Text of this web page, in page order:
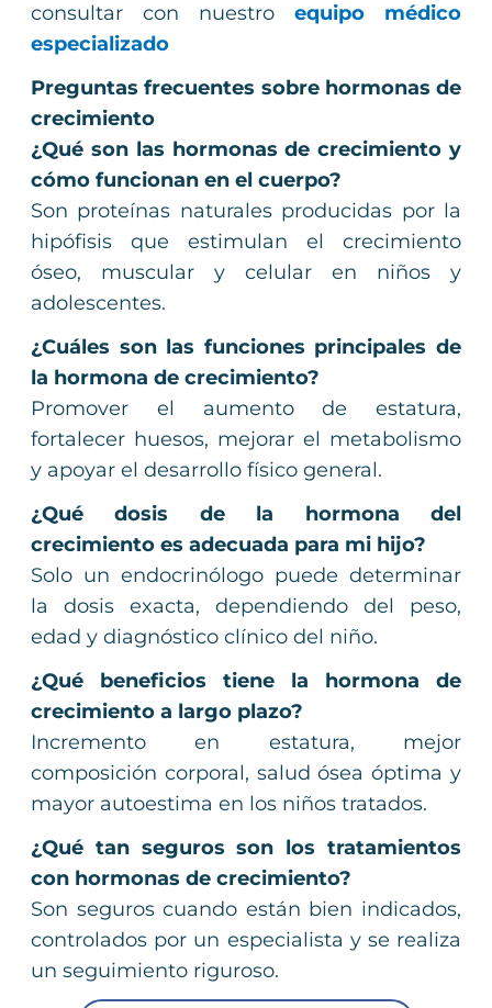
consultar con nuestro equipo médico
especializado
Preguntas frecuentes sobre hormonas de
crecimiento
¿Qué son las hormonas de crecimiento y
cómo funcionan en el cuerpo?
Son proteínas naturales producidas por la
hipófisis que estimulan el crecimiento
óseo, muscular y celular en niños y
adolescentes.
¿Cuáles son las funciones principales de
la hormona de crecimiento?
Promover el aumento de estatura,
fortalecer huesos, mejorar el metabolismo
y apoyar el desarrollo físico general.
¿Qué dosis de la hormona del
crecimiento es adecuada para mi hijo?
Solo un endocrinólogo puede determinar
la dosis exacta, dependiendo del peso,
edad y diagnóstico clínico del niño.
¿Qué beneficios tiene la hormona de
crecimiento a largo plazo?
Incremento en estatura, mejor
composición corporal, salud ósea óptima y
mayor autoestima en los niños tratados.
¿Qué tan seguros son los tratamientos
con hormonas de crecimiento?
Son seguros cuando están bien indicados,
controlados por un especialista y se realiza
un seguimiento riguroso.